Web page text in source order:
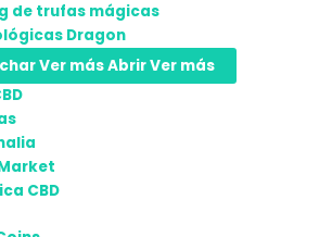
Ver másAbrir Ver más
CBD